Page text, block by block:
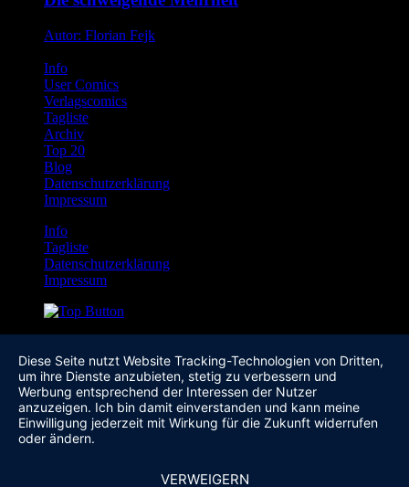
Autor: Florian Fejk
Info
User Comics
Verlagscomics
Tagliste
Archiv
Top 20
Blog
Datenschutzerklärung
Impressum
Info
Tagliste
Datenschutzerklärung
Impressum
Diese Seite nutzt Website Tracking-Technologien von Dritten,
um ihre Dienste anzubieten, stetig zu verbessern und
Werbung entsprechend der Interessen der Nutzer
anzuzeigen. Ich bin damit einverstanden und kann meine
Einwilligung jederzeit mit Wirkung für die Zukunft widerrufen
oder ändern.
VERWEIGERN